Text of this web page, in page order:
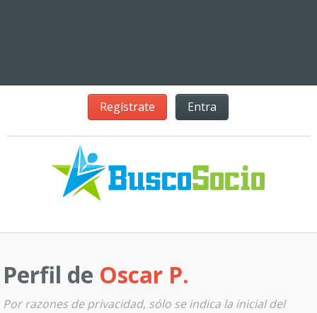
Regístrate Entra
Perfil de Oscar P.
Por razones de privacidad, sólo se indica la inicial del